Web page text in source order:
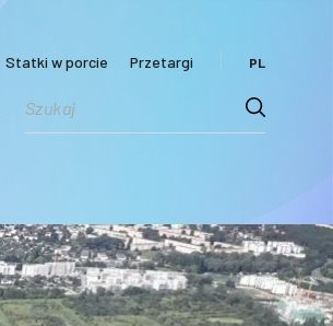
Statki w porcie Przetargi PL